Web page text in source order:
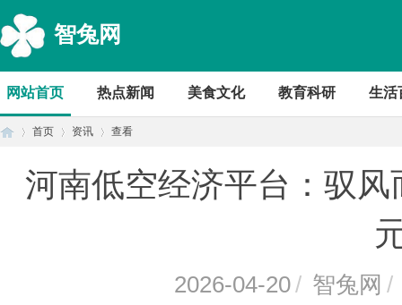
智兔网
网站首页 热点新闻 美食文化 教育科研 生活
首页 资讯 查看
河南低空经济平台：驭
2026-04-20/ 智兔网 /